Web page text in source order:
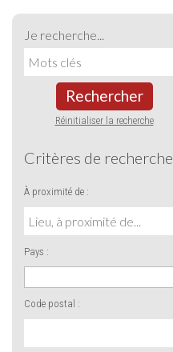
Je recherche...
Rechercher
Réinitialiser la recherche
Critères de recherche
À proximité de :
Pays :
Code postal :